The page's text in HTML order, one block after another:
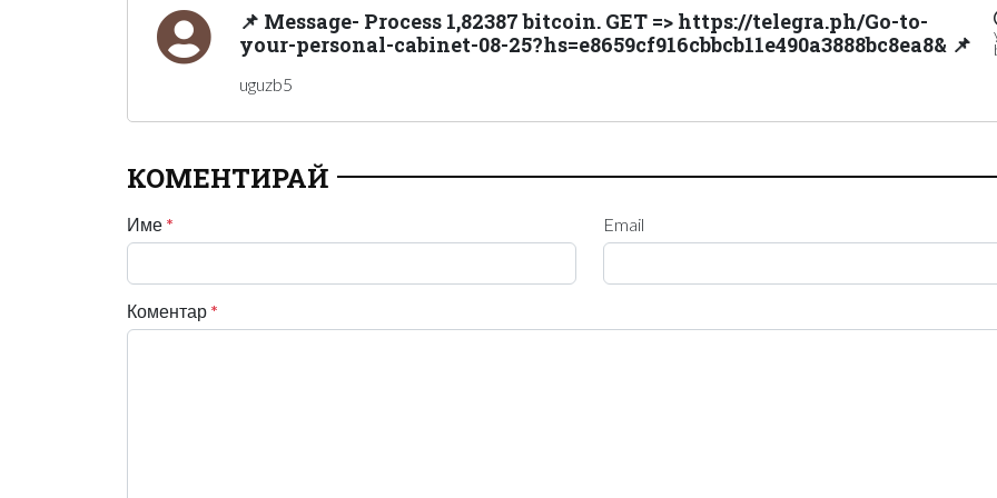
📌 Message- Process 1,82387 bitcoin. GET => https://telegra.ph/Go-to-
your-personal-cabinet-08-25?hs=e8659cf916cbbcb11e490a3888bc8ea8& 📌
uguzb5
КОМЕНТИРАЙ
Име * Email
Коментар *